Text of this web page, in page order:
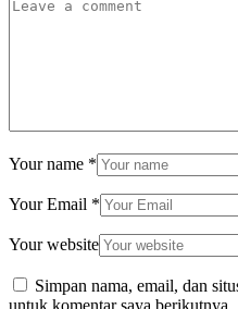
Your name *
Your Email *
Your website
Simpan nama, email, dan
untuk komentar saya berikutnya.